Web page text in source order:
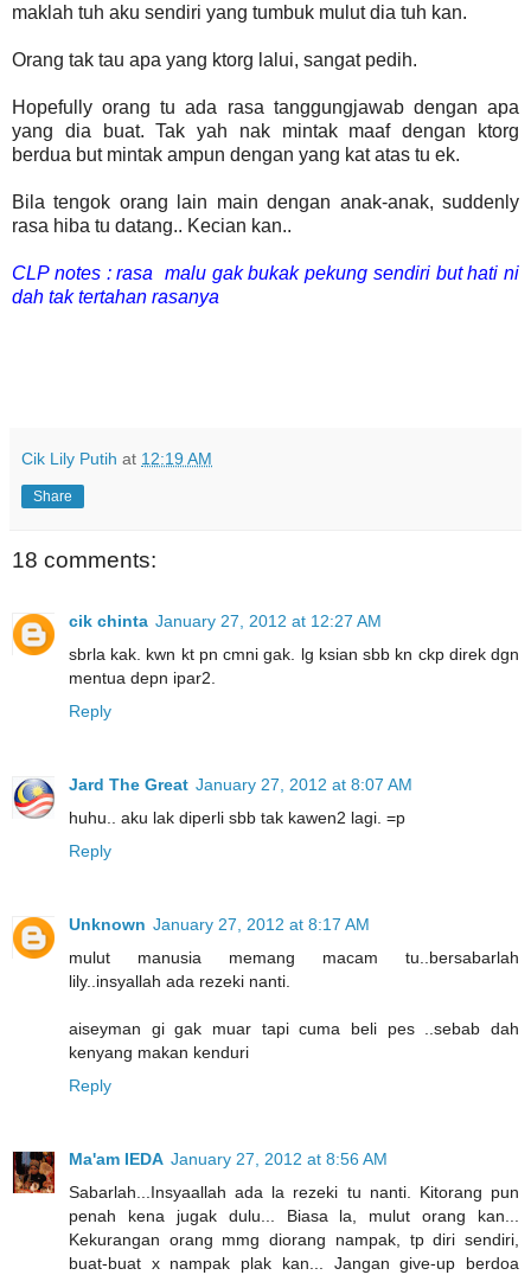
maklah tuh aku sendiri yang tumbuk mulut dia tuh kan.
Orang tak tau apa yang ktorg lalui, sangat pedih.
Hopefully orang tu ada rasa tanggungjawab dengan apa
yang dia buat. Tak yah nak mintak maaf dengan ktorg
berdua but mintak ampun dengan yang kat atas tu ek.
Bila tengok orang lain main dengan anak-anak, suddenly
rasa hiba tu datang.. Kecian kan..
CLP notes : rasa malu gak bukak pekung sendiri but hati ni
dah tak tertahan rasanya
Cik Lily Putih at 12:19 AM
Share
18 comments:
cik chinta January 27, 2012 at 12:27 AM
sbrla kak. kwn kt pn cmni gak. lg ksian sbb kn ckp direk dgn
mentua depn ipar2.
Reply
Jard The Great January 27, 2012 at 8:07 AM
huhu.. aku lak diperli sbb tak kawen2 lagi. =p
Reply
Unknown January 27, 2012 at 8:17 AM
mulut manusia memang macam tu..bersabarlah
lily..insyallah ada rezeki nanti.
aiseyman gi gak muar tapi cuma beli pes ..sebab dah
kenyang makan kenduri
Reply
Ma'am IEDA January 27, 2012 at 8:56 AM
Sabarlah...Insyaallah ada la rezeki tu nanti. Kitorang pun
penah kena jugak dulu... Biasa la, mulut orang kan...
Kekurangan orang mmg diorang nampak, tp diri sendiri,
buat-buat x nampak plak kan... Jangan give-up berdoa